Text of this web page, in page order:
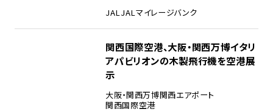
JALJALマイレージバンク
関西国際空港、大阪・関西万博イタリ
アパビリオンの木製飛行機を空港展
示
大阪・関西万博関西エアポート
関西国際空港